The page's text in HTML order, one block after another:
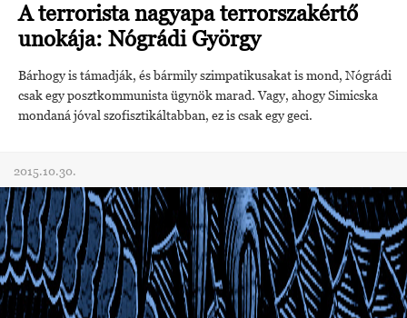
A terrorista nagyapa terrorszakértő
unokája: Nógrádi György
Bárhogy is támadják, és bármily szimpatikusakat is mond, Nógrádi
csak egy posztkommunista ügynök marad. Vagy, ahogy Simicska
mondaná jóval szofisztikáltabban, ez is csak egy geci.
2015.10.30.